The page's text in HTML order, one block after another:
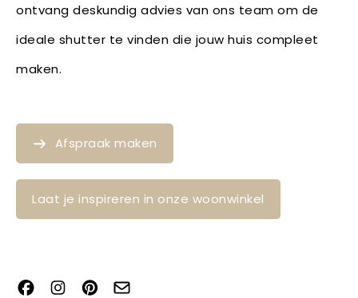
ontvang deskundig advies van ons team om de
ideale shutter te vinden die jouw huis compleet
maken.
Afspraak maken
Laat je inspireren in onze woonwinkel